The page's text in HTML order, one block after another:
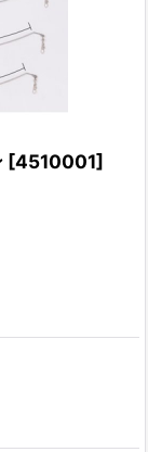
[4510001]